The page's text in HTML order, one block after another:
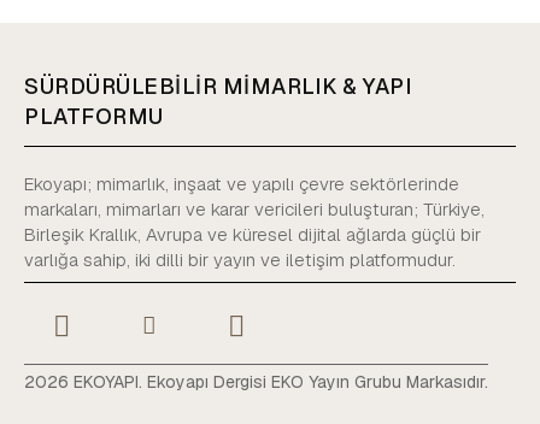
SÜRDÜRÜLEBİLİR MİMARLIK & YAPI
PLATFORMU
Ekoyapı; mimarlık, inşaat ve yapılı çevre sektörlerinde
markaları, mimarları ve karar vericileri buluşturan; Türkiye,
Birleşik Krallık, Avrupa ve küresel dijital ağlarda güçlü bir
varlığa sahip, iki dilli bir yayın ve iletişim platformudur.
2026 EKOYAPI. Ekoyapı Dergisi EKO Yayın Grubu Markasıdır.